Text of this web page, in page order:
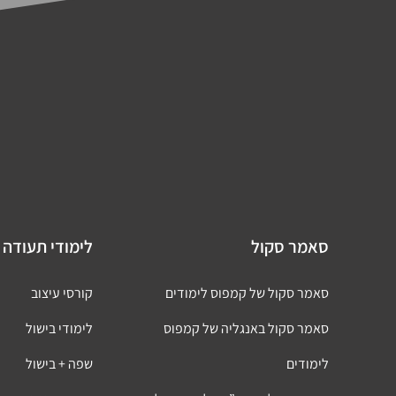
לימודי
קורסי עיצוב
לימודי בישול
שפה + בישול
סאמר סקול
סאמר סקול של קמפוס לימודים
סאמר סקול באנגליה של קמפוס
לימודים